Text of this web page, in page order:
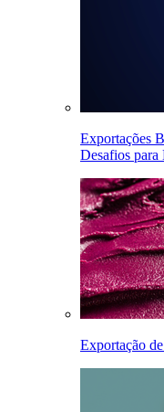
Exportações
Desafios para
Exportação